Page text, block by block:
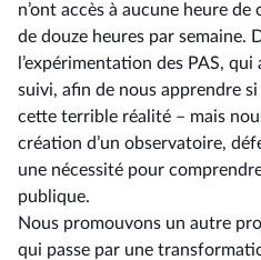
n’ont accès à aucune heure
de douze heures par semaine.
l’expérimentation des PAS,
suivi, afin de nous apprendre
cette terrible réalité –⁠ mais
création d’un observatoire,
une nécessité pour
publique.
Nous promouvons un autre
qui passe par une